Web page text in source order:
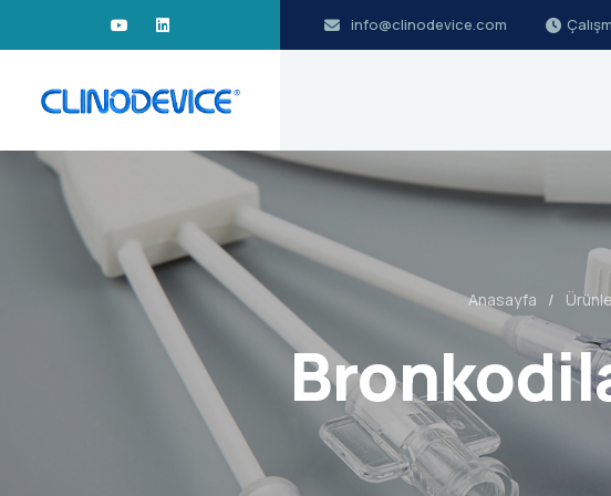
info@clinodevice.com
Anasayfa